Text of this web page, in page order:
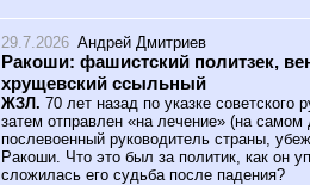
29.7.2026 Андрей Дмитриев
Ракоши: фашистский политзек,
хрущевский ссыльный
ЖЗЛ. 70 лет назад по указке советского
затем отправлен «на лечение» (на
послевоенный руководитель страны,
Ракоши. Что это был за политик, как он
сложилась его судьба после падения?